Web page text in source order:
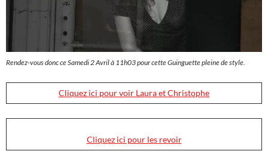
Rendez-vous donc ce Samedi 2 Avril à 11h03 pour cette Guinguette pleine de style.
Cliquez ici pour voir Laura et Christophe
Cliquez ici pour les revoir